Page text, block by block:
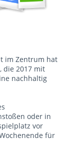
im Zentrum hat
, die 2017 mit
nachhaltig
oder in
vor
für